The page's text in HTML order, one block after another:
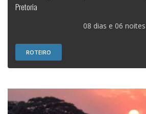
Pretoria
08 dias e 06 noites
ROTEIRO